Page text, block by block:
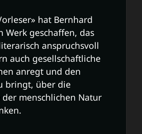
hat Bernhard
Werk geschaffen, das
anspruchsvoll
auch gesellschaftliche
anregt und den
bringt, über die
menschlichen Natur